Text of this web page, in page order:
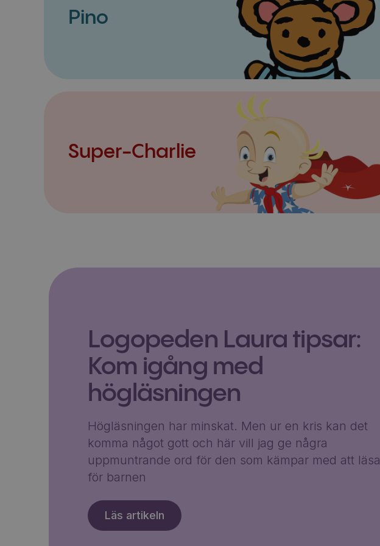
Pino
Super-Charlie
Logopeden Laura tipsar:
Kom igång med
högläsningen
Högläsningen har minskat. Men ur en kris kan det
komma något gott och här vill jag ge några
uppmuntrande ord för den som kämpar med att läsa
för barnen
Läs artikeln